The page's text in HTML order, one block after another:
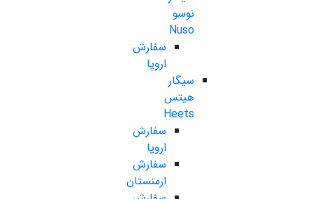
نوسو
Nuso
سفارش
اروپا
سیگار
هیتس
Heets
سفارش
اروپا
سفارش
ارمنستان